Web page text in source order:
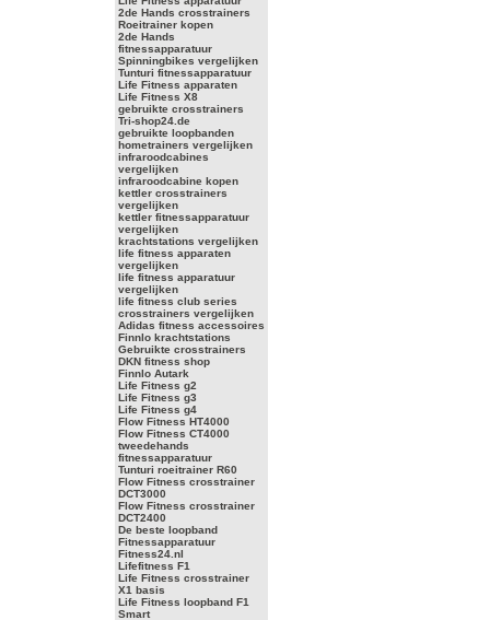
2de Hands crosstrainers
Roeitrainer kopen
2de Hands
fitnessapparatuur
Spinningbikes vergelijken
Tunturi fitnessapparatuur
Life Fitness apparaten
Life Fitness X8
gebruikte crosstrainers
Tri-shop24.de
gebruikte loopbanden
hometrainers vergelijken
infraroodcabines
vergelijken
infraroodcabine kopen
kettler crosstrainers
vergelijken
kettler fitnessapparatuur
vergelijken
krachtstations vergelijken
life fitness apparaten
vergelijken
life fitness apparatuur
vergelijken
life fitness club series
crosstrainers vergelijken
Adidas fitness accessoires
Finnlo krachtstations
Gebruikte crosstrainers
DKN fitness shop
Finnlo Autark
Life Fitness g2
Life Fitness g3
Life Fitness g4
Flow Fitness HT4000
Flow Fitness CT4000
tweedehands
fitnessapparatuur
Tunturi roeitrainer R60
Flow Fitness crosstrainer
DCT3000
Flow Fitness crosstrainer
DCT2400
De beste loopband
Fitnessapparatuur
Fitness24.nl
Lifefitness F1
Life Fitness crosstrainer
X1 basis
Life Fitness loopband F1
Smart